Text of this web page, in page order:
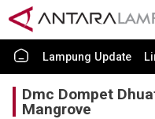
Lampung Update
Dmc Dompet
Mangrove